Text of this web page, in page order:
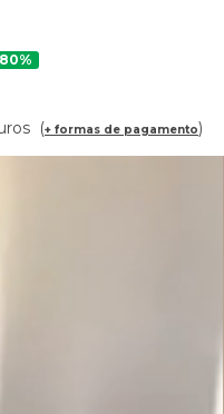
80%
+ formas de pagamento